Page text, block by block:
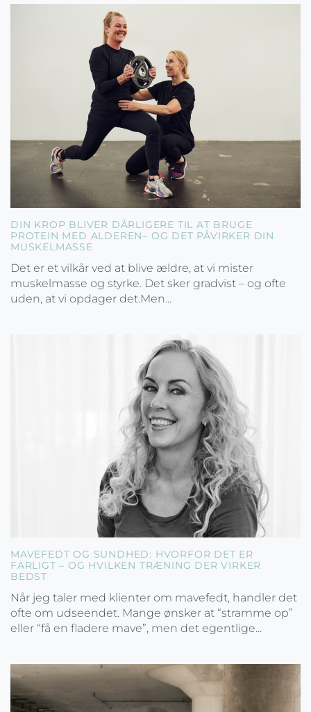
DIN KROP BLIVER DÅRLIGERE TIL AT BRUGE
PROTEIN MED ALDEREN– OG DET PÅVIRKER DIN
MUSKELMASSE
Det er et vilkår ved at blive ældre, at vi mister
muskelmasse og styrke. Det sker gradvist – og ofte
uden, at vi opdager det.Men...
MAVEFEDT OG SUNDHED: HVORFOR DET ER
FARLIGT – OG HVILKEN TRÆNING DER VIRKER
BEDST
Når jeg taler med klienter om mavefedt, handler det
ofte om udseendet. Mange ønsker at “stramme op”
eller “få en fladere mave”, men det egentlige...